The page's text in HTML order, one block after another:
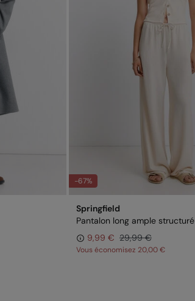
-67%
Springfield
Pantalon long ample structuré
9,99 € 29,99 €
Vous économisez 20,00 €